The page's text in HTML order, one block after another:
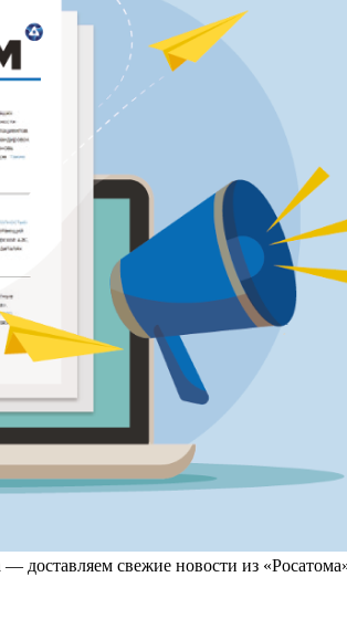
— доставляем свежие новости из